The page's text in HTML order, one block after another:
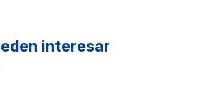
interesar